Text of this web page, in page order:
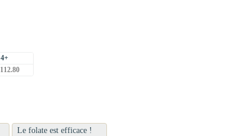
4+
112.80
Le folate est efficace !